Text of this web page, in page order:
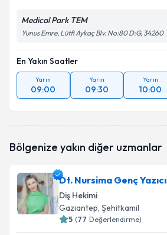
Medical Park TEM
Yunus Emre, Lütfi Aykaç Blv. No:80 D:G, 34260
En Yakın Saatler
Yarın
09:00
Yarın
09:30
Yarın
10:00
Bölgenize yakın diğer uzmanlar
Dt. Nursima Genç Yazıcı
Diş Hekimi
Gaziantep, Şehitkamil
5 (77 Değerlendirme)